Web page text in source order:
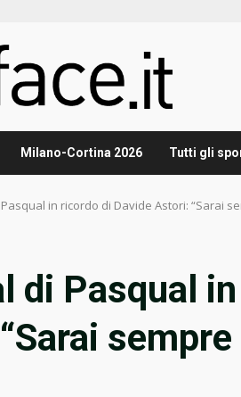
Milano-Cortina 2026 Tutti gli
in ricordo di Davide Astori: “Sarai
di Pasqual